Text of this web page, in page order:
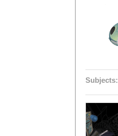
Subjects: